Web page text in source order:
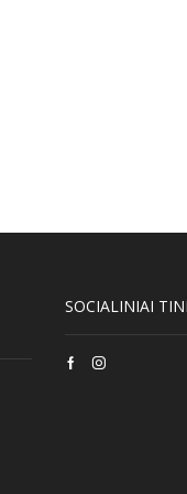
SOCIALINIAI
FacebookInstagram